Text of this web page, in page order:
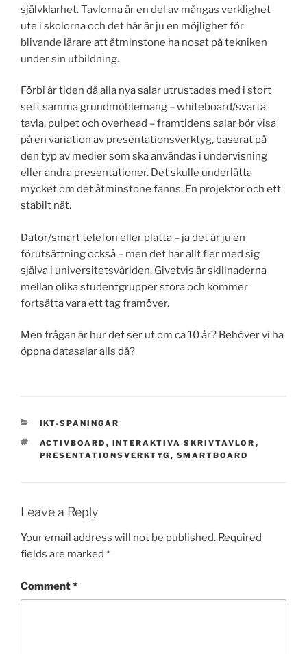
självklarhet. Tavlorna är en del av mångas verklighet
ute i skolorna och det här är ju en möjlighet för
blivande lärare att åtminstone ha nosat på tekniken
under sin utbildning.
Förbi är tiden då alla nya salar utrustades med i stort
sett samma grundmöblemang – whiteboard/svarta
tavla, pulpet och overhead – framtidens salar bör visa
på en variation av presentationsverktyg, baserat på
den typ av medier som ska användas i undervisning
eller andra presentationer. Det skulle underlätta
mycket om det åtminstone fanns: En projektor och ett
stabilt nät.
Dator/smart telefon eller platta – ja det är ju en
förutsättning också – men det har allt fler med sig
själva i universitetsvärlden. Givetvis är skillnaderna
mellan olika studentgrupper stora och kommer
fortsätta vara ett tag framöver.
Men frågan är hur det ser ut om ca 10 år? Behöver vi ha
öppna datasalar alls då?
CATEGORIES
IKT-SPANINGAR
TAGS
ACTIVBOARD , INTERAKTIVA SKRIVTAVLOR ,
PRESENTATIONSVERKTYG , SMARTBOARD
Leave a Reply
Your email address will not be published. Required
fields are marked *
Comment*